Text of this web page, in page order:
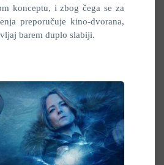
konceptu, i zbog čega se za
preporučuje kino-dvorana,
barem duplo slabiji.